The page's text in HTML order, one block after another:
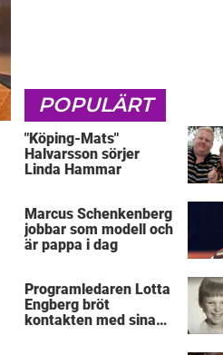
POPULÄRT
"Köping-Mats"
Halvarsson sörjer
Linda Hammar
Marcus Schenkenberg
jobbar som modell och
är pappa i dag
Programledaren Lotta
Engberg bröt
kontakten med sina